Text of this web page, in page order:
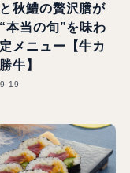
秋鱧の贅沢膳が
本当の旬”を味わ
メニュー【牛カ
牛】
19